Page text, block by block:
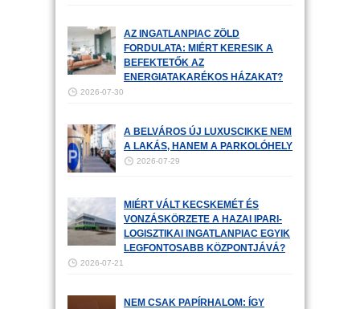
AZ INGATLANPIAC ZÖLD
FORDULATA: MIÉRT KERESIK A
BEFEKTETŐK AZ
ENERGIATAKARÉKOS HÁZAKAT?
2026-07-30
A BELVÁROS ÚJ LUXUSCIKKE NEM
A LAKÁS, HANEM A PARKOLÓHELY
2026-07-29
MIÉRT VÁLT KECSKEMÉT ÉS
VONZÁSKÖRZETE A HAZAI IPARI-
LOGISZTIKAI INGATLANPIAC EGYIK
LEGFONTOSABB KÖZPONTJÁVÁ?
2026-07-21
NEM CSAK PAPÍRHALOM: ÍGY